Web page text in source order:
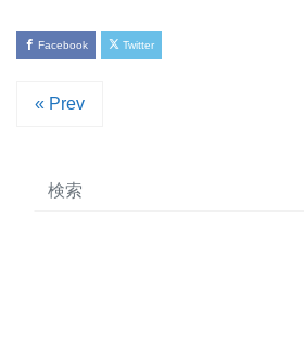
Facebook Twitter
« Prev